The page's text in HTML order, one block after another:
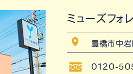
ミューズフォ
豊橋市中
0120-